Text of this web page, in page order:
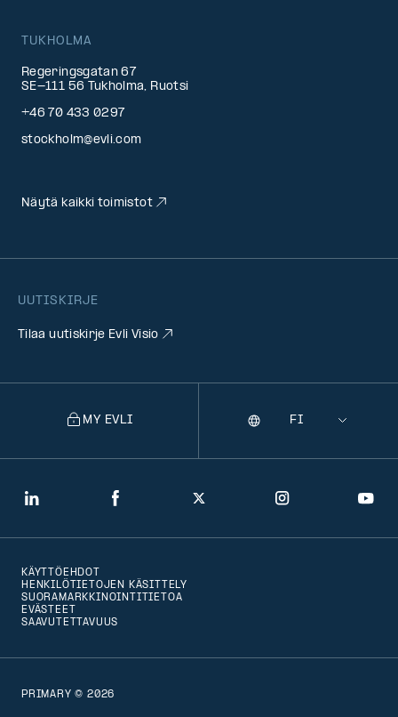
UUTISKIRJE
Tilaa uutiskirje Evli Visio
TUKHOLMA
Regeringsgatan 67
SE-111 56 Tukholma, Ruotsi
+46 70 433 0297
stockholm@evli.com
Näytä kaikki toimistot
LinkedIn Facebook Twitter Instagram
MY EVLI
Selecting
the
Kieli
PRIMARY © 2026
KÄYTTÖEHDOT
HENKILÖTIETOJEN KÄSITTELY
SUORAMARKKINOINTITIETOA
EVÄSTEET
SAAVUTETTAVUUS